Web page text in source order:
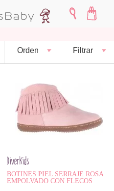
Orden Filtrar
Diverkids
BOTINES PIEL SERRAJE ROSA
EMPOLVADO CON FLECOS